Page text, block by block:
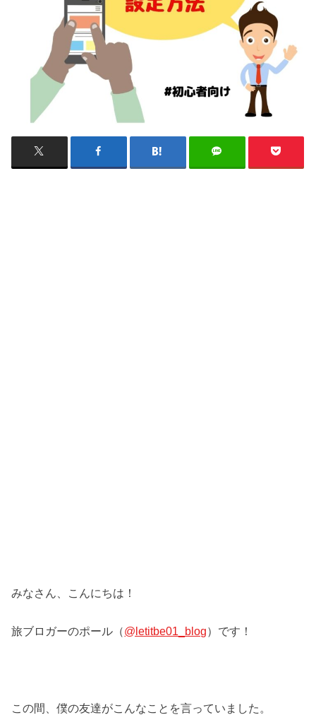
みなさん、こんにちは！
旅ブロガーのポール（@letitbe01_blog）です！
この間、僕の友達がこんなことを言っていました。